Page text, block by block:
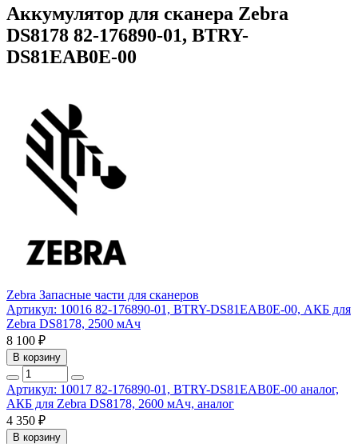
Аккумулятор для сканера Zebra
DS8178 82-176890-01, BTRY-
DS81EAB0E-00
Zebra Запасные части для сканеров
Артикул: 10016 82-176890-01, BTRY-DS81EAB0E-00, АКБ для
Zebra DS8178, 2500 мАч
8 100 ₽
В корзину
Артикул: 10017 82-176890-01, BTRY-DS81EAB0E-00 аналог,
АКБ для Zebra DS8178, 2600 мАч, аналог
4 350 ₽
В корзину